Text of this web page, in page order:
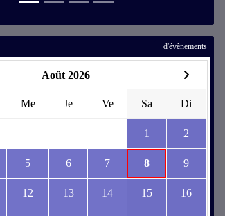
Août 2026
Me Je Ve Sa Di
1 2
5 6 7 8 9
12 13 14 15 16
+ d'évènements